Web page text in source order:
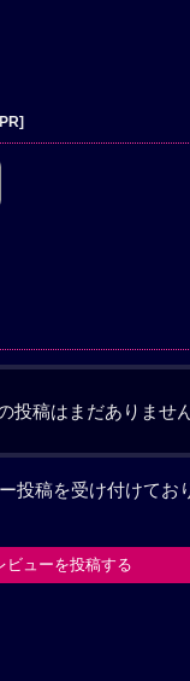
投稿はまだありません
投稿を受け付けてお
ビューを投稿する